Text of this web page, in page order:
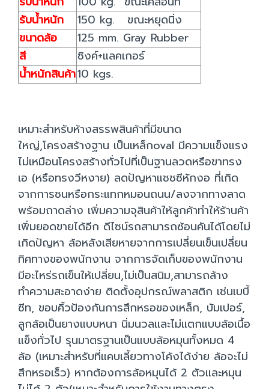
รับน้ำหนัก
150 kg. ขณะหยุดนิ่ง
ขนาดล้อ
125 mm. Gray Rubber
สี
ซิงค์+แลคเกอร์
น้ำหนักสินค้า10 kgs.
เหมาะสำหรับห้างสรรพสินค้าที่มีขนาด
ใหญ่,โครงสร้างฐาน เป็นเหล็กoval มีความแข็งแรง
ไม่เหมือนโครงสร้างทั่วไปที่เป็นฐานลวดหรือขาทรง
เอ (หรือทรงวีหงาย) ลดปัญหาแชชซีหักงอ ที่เกิด
จากการชนหรือกระแทกหมอนถนน/ลงจากทางลาด
พร้อมถาดล่าง เพิ่มความจุสินค้าให้ลูกค้าทำให้ร้านค้า
เพิ่มยอดขายได้อีก ดีไซน์รถสามารถซ้อนคันได้โดยไม่
เกิดปัญหา ล้อหลังเสียหายจากการเปลี่ยนเข็นเปลี่ยน
ทิศทางของพนักงาน จากการจัดเก็บของพนักงาน
มีอะไหร่รถเข็นให้เปลี่ยน,ไม่เป็นสนิม,สามารถล้าง
ทำความสะอาดง่าย ติดตั้งอุปกรณ์พลาสติก เช่นเบบี้
ซีท, ขอบคิ้วป้องกันการสึกหรอของเหล็ก, บัมเปอร์,
ลูกล้อเป็นยางแบบหนา นิ่มนวลและไม่แตกแบบล้อเนื้อ
แข็งทั่วไป รุนมาตรฐานเป็นแบบล้อหมุนทั้งหมด 4
ล้อ (เหมาะสำหรับที่แคบเลี้ยวทางโค้งได้ง่าย ล้อจะไม่
สึกหรอเร็ว) หากต้องการล้อหมุนได้ 2 ตัวและหมุน